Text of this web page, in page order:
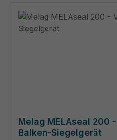
Melag MELAseal 200
Balken-Siegelgerät